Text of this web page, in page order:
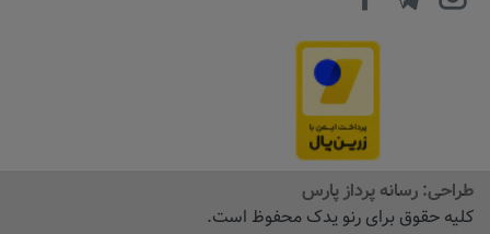
طراحی: رسانه پرداز پارس
کلیه حقوق برای رنو یدک محفوظ است.